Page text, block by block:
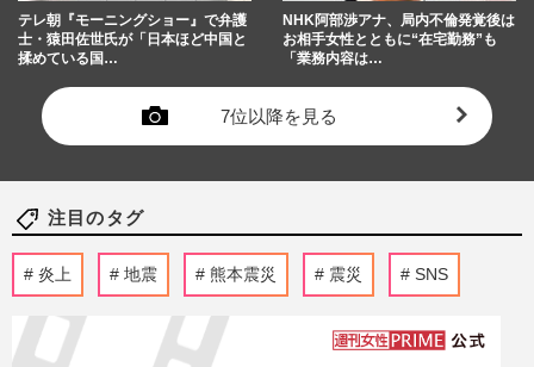
テレ朝『モーニングショー』で弁護
士・猿田佐世氏が「日本ほど中国と
揉めている国…
NHK阿部渉アナ、局内不倫発覚後は
お相手女性とともに“在宅勤務”も
「業務内容は…
7位以降を見る
注目のタグ
炎上 地震 熊本震災 震災 SNS